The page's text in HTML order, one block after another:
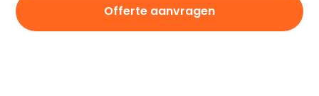
Kosten en besparingen
Subsidies in Arnhem
Offerte aanvragen